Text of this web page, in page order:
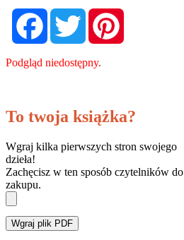
FacebookTwitter
Podgląd niedostępny.
To twoja książka?
Wgraj kilka pierwszych stron swojego
dzieła!
Zachęcisz w ten sposób czytelników do
zakupu.
Wgraj plik PDF